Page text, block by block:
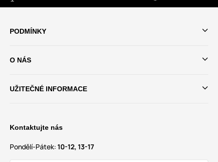
PODMÍNKY
O NÁS
UŽITEČNÉ INFORMACE
Kontaktujte nás
Pondělí-Pátek: 10-12, 13-17